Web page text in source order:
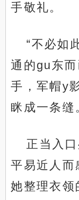
手敬礼。
“不必如
通的gu东
手，军帽y
眯成一条缝
正当入
平易近人而
她整理衣领